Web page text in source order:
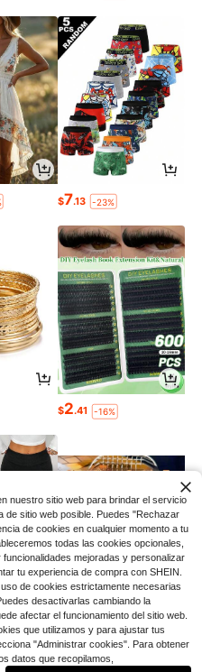
1
0
$7.13 -23%
$2.41 -16%
$4.20 -9%
nuestro sitio web para brindar el servicio
de sitio web posible. Puedes "Rechazar
de cookies en cualquier momento a tu
todas las cookies opcionales,
mejoradas y personalizar
tu experiencia de compra con SHEIN.
de cookies estrictamente necesarias
desactivarlas cambiando la
afectar el funcionamiento del sitio web.
que utilizamos y para ajustar tus
"Administrar cookies". Para obtener
datos que recopilamos,